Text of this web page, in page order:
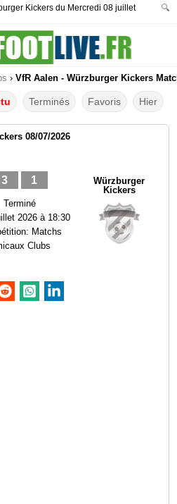
Kickers du Mercredi 08 juillet
🔍
› VfR Aalen - Würzburger Kickers
Terminés Favoris Hier
08/07/2026
3 1
Terminé
2026 à 18:30
Matchs
Clubs
Würzburger
Kickers